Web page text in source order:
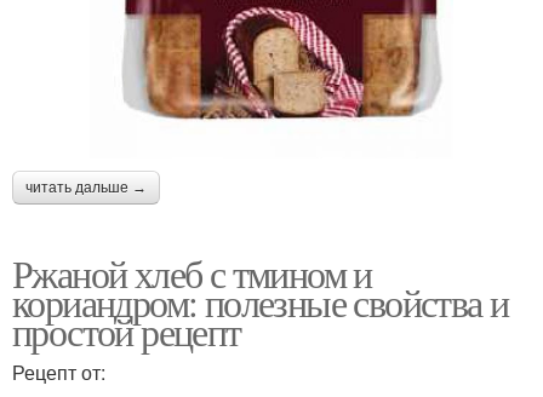
читать дальше →
Ржаной хлеб с тмином и
кориандром: полезные свойства и
простой рецепт
Рецепт от: